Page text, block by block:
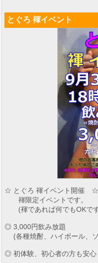
とぐろ 褌イベント
☆ とぐろ 褌イベント開催 ☆
褌限定イベントです。
(褌であれば何でもOKで
◎ 3,000円飲み放題
(各種焼酎、ハイボール、
◎ 初体験、初心者の方も安心